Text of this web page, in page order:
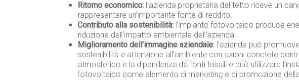
Ritorno economico: l’azienda proprietaria del tetto riceve un
rappresentare un’importante fonte di reddito.
Contributo alla sostenibilità: l’impianto fotovoltaico produce
riduzione dell’impatto ambientale dell’azienda.
Miglioramento dell’immagine aziendale: l’azienda può
sostenibilità e attenzione all’ambiente con azioni concrete
atmosferico e la dipendenza da fonti fossili e può utilizzare
fotovoltaico come elemento di marketing e di promozione